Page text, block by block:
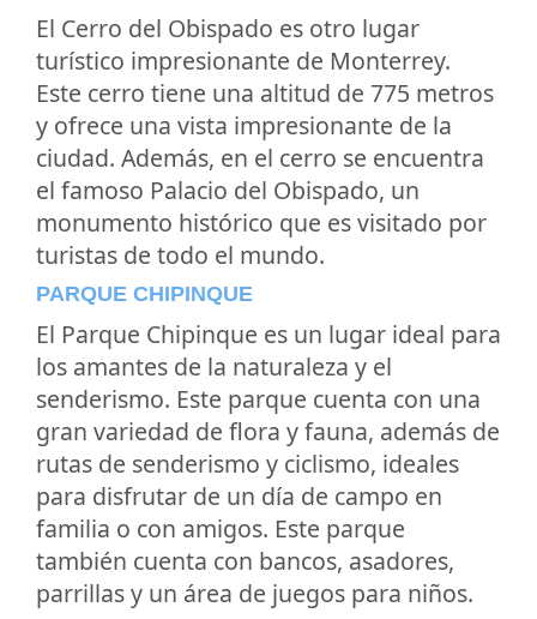
El Cerro del Obispado es otro lugar
turístico impresionante de Monterrey.
Este cerro tiene una altitud de 775 metros
y ofrece una vista impresionante de la
ciudad. Además, en el cerro se encuentra
el famoso Palacio del Obispado, un
monumento histórico que es visitado por
turistas de todo el mundo.
PARQUE CHIPINQUE
El Parque Chipinque es un lugar ideal para
los amantes de la naturaleza y el
senderismo. Este parque cuenta con una
gran variedad de flora y fauna, además de
rutas de senderismo y ciclismo, ideales
para disfrutar de un día de campo en
familia o con amigos. Este parque
también cuenta con bancos, asadores,
parrillas y un área de juegos para niños.